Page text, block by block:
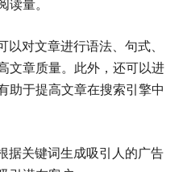
量。
以对文章进行语法、句式、
文章质量。此外，还可以进
助于提高文章在搜索引擎中
据关键词生成吸引人的广告